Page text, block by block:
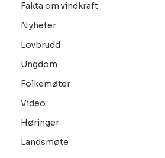
Fakta om vindkraft
Nyheter
Lovbrudd
Ungdom
Folkemøter
Video
Høringer
Landsmøte